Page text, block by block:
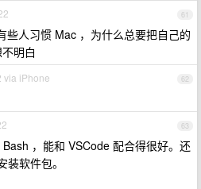
61
些人习惯 Mac ，为什么总要把自己的
明白
62
via iPhone
63
，能和 VSCode 配合得很好。还
软件包。